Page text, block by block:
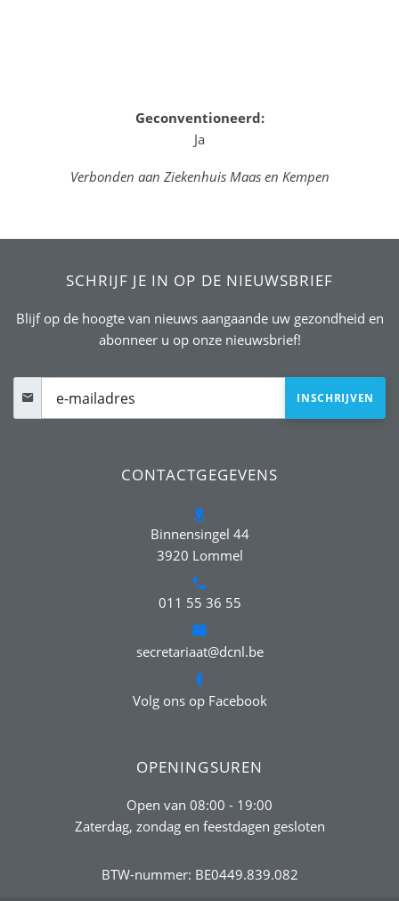
Geconventioneerd:
Ja
Verbonden aan Ziekenhuis Maas en Kempen
SCHRIJF JE IN OP DE NIEUWSBRIEF
Blijf op de hoogte van nieuws aangaande uw gezondheid en
abonneer u op onze nieuwsbrief!
CONTACTGEGEVENS
Binnensingel 44
3920 Lommel
011 55 36 55
secretariaat@dcnl.be
Volg ons op Facebook
OPENINGSUREN
Open van 08:00 - 19:00
Zaterdag, zondag en feestdagen gesloten
BTW-nummer: BE0449.839.082